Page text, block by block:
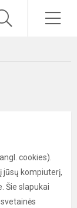
cookies).
jūsų kompiuterį,
Šie slapukai